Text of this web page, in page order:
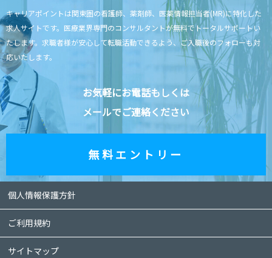
キャリアポイントは関東圏の看護師、薬剤師、医薬情報担当者(MR)に特化した
求人サイトです。 医療業界専門のコンサルタントが無料でトータルサポートい
たします。 求職者様が安心して転職活動できるよう、ご入職後のフォローも対
応いたします。
お気軽にお電話もしくは
メールでご連絡ください
無料エントリー
個人情報保護方針
ご利用規約
サイトマップ